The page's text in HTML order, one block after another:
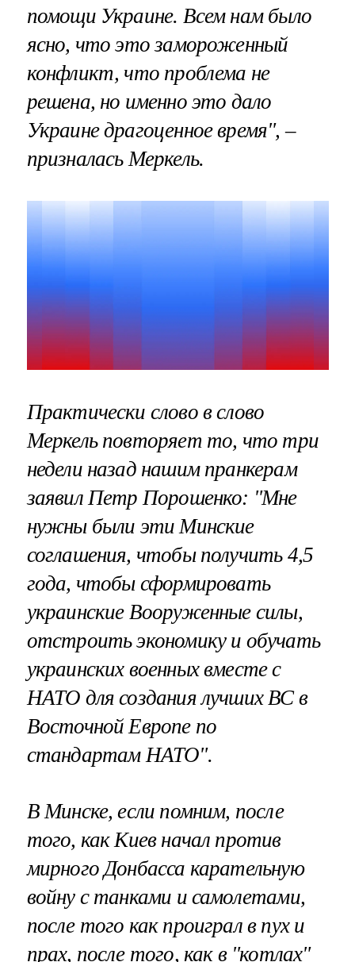
помощи Украине. Всем нам было
ясно, что это замороженный
конфликт, что проблема не
решена, но именно это дало
Украине драгоценное время", –
призналась Меркель.
Практически слово в слово
Меркель повторяет то, что три
недели назад нашим пранкерам
заявил Петр Порошенко: "Мне
нужны были эти Минские
соглашения, чтобы получить 4,5
года, чтобы сформировать
украинские Вооруженные силы,
отстроить экономику и обучать
украинских военных вместе с
НАТО для создания лучших ВС в
Восточной Европе по
стандартам НАТО".
В Минске, если помним, после
того, как Киев начал против
мирного Донбасса карательную
войну с танками и самолетами,
после того как проиграл в пух и
прах, после того, как в "котлах"